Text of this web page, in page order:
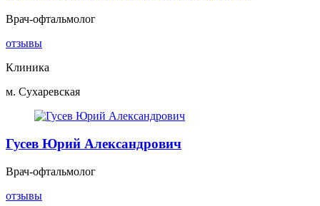
Врач-офтальмолог
отзывы
Клиника
м. Сухаревская
Гусев Юрий Александрович
Врач-офтальмолог
отзывы